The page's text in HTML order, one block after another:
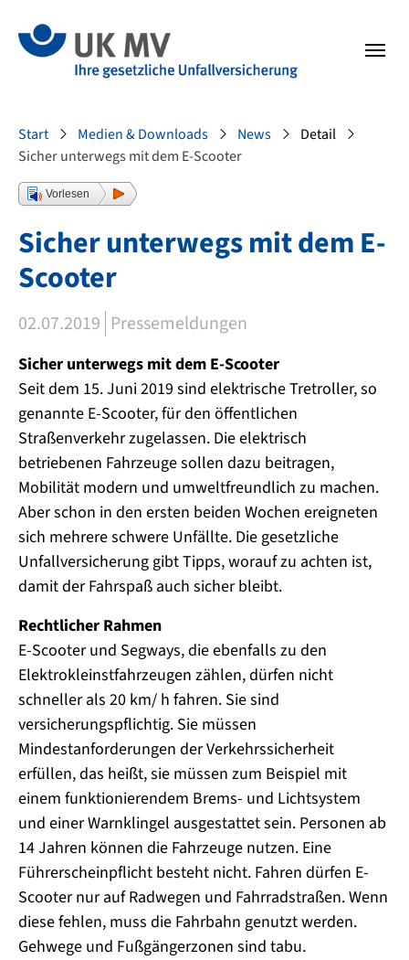
Sie sind hier:
Start Medien & Downloads News
Detail
Sicher unterwegs mit dem E-Scooter
Vorlesen
Sicher unterwegs mit dem E-
Scooter
02.07.2019 Pressemeldungen
Sicher unterwegs mit dem E-Scooter
Seit dem 15. Juni 2019 sind elektrische Tretroller, so
genannte E-Scooter, für den öffentlichen
Straßenverkehr zugelassen. Die elektrisch
betriebenen Fahrzeuge sollen dazu beitragen,
Mobilität modern und umweltfreundlich zu machen.
Aber schon in den ersten beiden Wochen ereigneten
sich mehrere schwere Unfällte. Die gesetzliche
Unfallversicherung gibt Tipps, worauf zu achten ist,
damit der Fahrspaß auch sicher bleibt.
Rechtlicher Rahmen
E-Scooter und Segways, die ebenfalls zu den
Elektrokleinstfahrzeugen zählen, dürfen nicht
schneller als 20 km/ h fahren. Sie sind
versicherungspflichtig. Sie müssen
Mindestanforderungen der Verkehrssicherheit
erfüllen, das heißt, sie müssen zum Beispiel mit
einem funktionierendem Brems- und Lichtsystem
und einer Warnklingel ausgestattet sein. Personen ab
14 Jahren können die Fahrzeuge nutzen. Eine
Führerscheinpflicht besteht nicht. Fahren dürfen E-
Scooter nur auf Radwegen und Fahrradstraßen. Wenn
diese fehlen, muss die Fahrbahn genutzt werden.
Gehwege und Fußgängerzonen sind tabu.